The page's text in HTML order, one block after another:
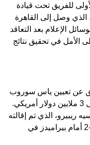
للفريق تحت قيادة
وصل إلى القاهرة
الإعلام بعد التعاقد
في تحقيق نتائج
عن تعيين ياس سوروب
كمدير فني للفريق براتب سنوي يصل إلى 3 ملايين دولار أمريكي.
الذي تم إقالته
نتيجة سوء النتائج، خاصة بعد الخسارة 0-2 أمام بيراميدز في